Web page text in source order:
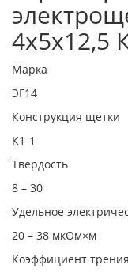
4х5х12,5
Марка
ЭГ14
Конструкция щетки
К1-1
Твердость
8 – 30
Удельное
20 – 38 мкОм×м
Коэффициент трения